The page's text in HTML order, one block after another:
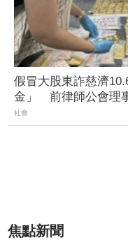
假冒大股東詐慈濟
金」 前律師公會理
社會
焦點新聞